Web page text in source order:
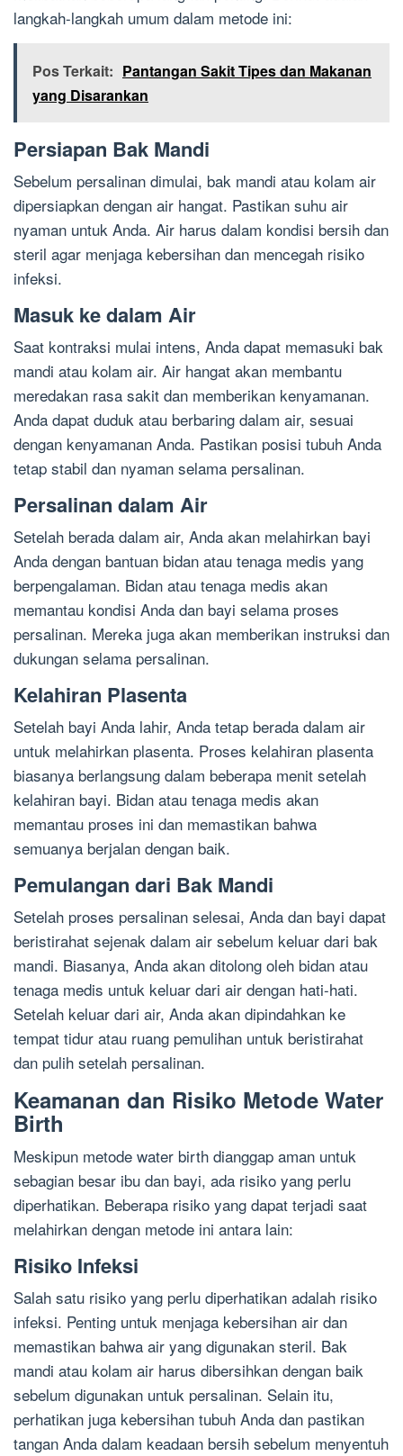
langkah-langkah umum dalam metode ini:
Pos Terkait: Pantangan Sakit Tipes dan Makanan
yang Disarankan
Persiapan Bak Mandi
Sebelum persalinan dimulai, bak mandi atau kolam air
dipersiapkan dengan air hangat. Pastikan suhu air
nyaman untuk Anda. Air harus dalam kondisi bersih dan
steril agar menjaga kebersihan dan mencegah risiko
infeksi.
Masuk ke dalam Air
Saat kontraksi mulai intens, Anda dapat memasuki bak
mandi atau kolam air. Air hangat akan membantu
meredakan rasa sakit dan memberikan kenyamanan.
Anda dapat duduk atau berbaring dalam air, sesuai
dengan kenyamanan Anda. Pastikan posisi tubuh Anda
tetap stabil dan nyaman selama persalinan.
Persalinan dalam Air
Setelah berada dalam air, Anda akan melahirkan bayi
Anda dengan bantuan bidan atau tenaga medis yang
berpengalaman. Bidan atau tenaga medis akan
memantau kondisi Anda dan bayi selama proses
persalinan. Mereka juga akan memberikan instruksi dan
dukungan selama persalinan.
Kelahiran Plasenta
Setelah bayi Anda lahir, Anda tetap berada dalam air
untuk melahirkan plasenta. Proses kelahiran plasenta
biasanya berlangsung dalam beberapa menit setelah
kelahiran bayi. Bidan atau tenaga medis akan
memantau proses ini dan memastikan bahwa
semuanya berjalan dengan baik.
Pemulangan dari Bak Mandi
Setelah proses persalinan selesai, Anda dan bayi dapat
beristirahat sejenak dalam air sebelum keluar dari bak
mandi. Biasanya, Anda akan ditolong oleh bidan atau
tenaga medis untuk keluar dari air dengan hati-hati.
Setelah keluar dari air, Anda akan dipindahkan ke
tempat tidur atau ruang pemulihan untuk beristirahat
dan pulih setelah persalinan.
Keamanan dan Risiko Metode Water
Birth
Meskipun metode water birth dianggap aman untuk
sebagian besar ibu dan bayi, ada risiko yang perlu
diperhatikan. Beberapa risiko yang dapat terjadi saat
melahirkan dengan metode ini antara lain:
Risiko Infeksi
Salah satu risiko yang perlu diperhatikan adalah risiko
infeksi. Penting untuk menjaga kebersihan air dan
memastikan bahwa air yang digunakan steril. Bak
mandi atau kolam air harus dibersihkan dengan baik
sebelum digunakan untuk persalinan. Selain itu,
perhatikan juga kebersihan tubuh Anda dan pastikan
tangan Anda dalam keadaan bersih sebelum menyentuh